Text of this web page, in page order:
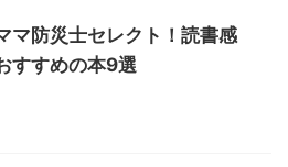
マ防災士セレクト！読書感
すすめの本9選